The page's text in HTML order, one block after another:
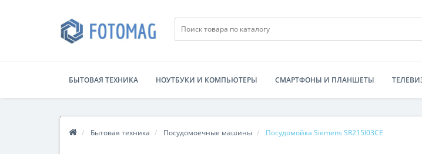
БЫТОВАЯ ТЕХНИКА НОУТБУКИ И КОМПЬЮТЕРЫ СМАРТФОНЫ И ПЛАНШЕТЫ
Бытовая техника Посудомоечные машины Посудомойка Siemens SR215I03CE